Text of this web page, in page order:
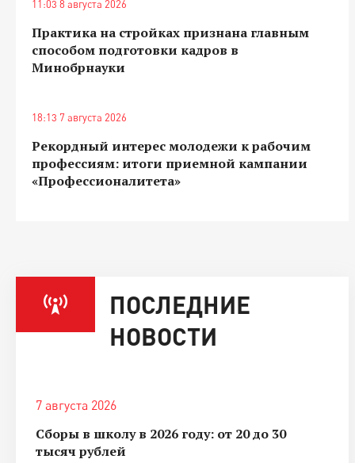
11:03 8 августа 2026
Практика на стройках признана главным
способом подготовки кадров в
Минобрнауки
18:13 7 августа 2026
Рекордный интерес молодежи к рабочим
профессиям: итоги приемной кампании
«Профессионалитета»
ПОСЛЕДНИЕ
НОВОСТИ
7 августа 2026
Сборы в школу в 2026 году: от 20 до 30
тысяч рублей